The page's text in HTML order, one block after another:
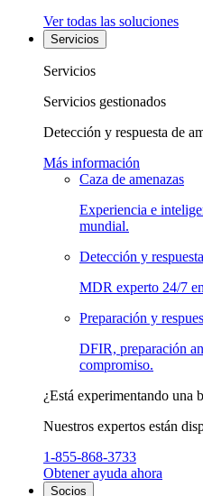
Ver todas las soluciones
Servicios
Servicios
Servicios gestionados
Detección y respuesta de
Más información
Caza de amenazas
Experiencia e
mundial.
Detección y
MDR experto 24/7
Preparación y
DFIR, preparación
compromiso.
¿Está experimentando una
Nuestros expertos están
1-855-868-3733
Obtener ayuda ahora
Socios